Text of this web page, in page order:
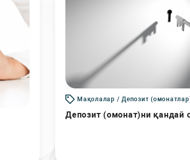
Мақолалар / Депозит
Депозит (омонат)ни қандай